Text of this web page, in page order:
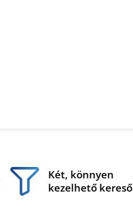
Két, könnyen
kezelhető kereső